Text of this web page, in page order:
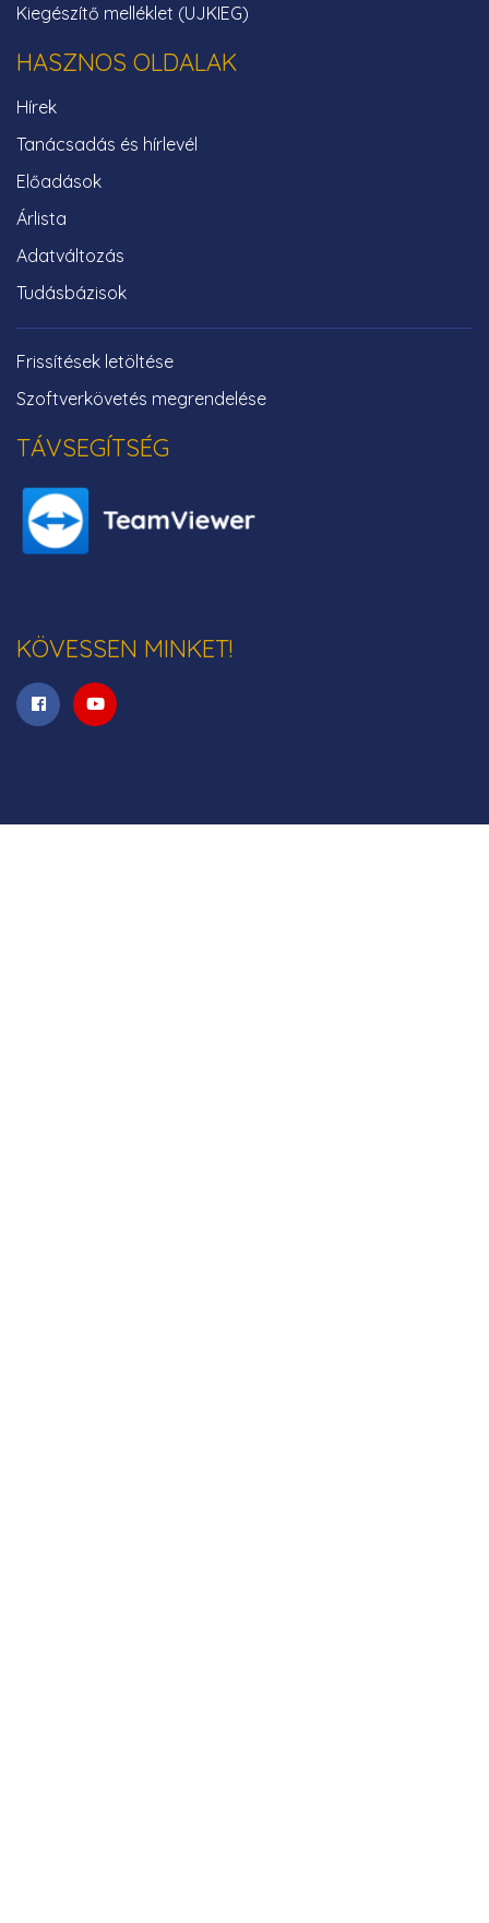
Kiegészítő melléklet (UJKIEG)
HASZNOS OLDALAK
Hírek
Tanácsadás és hírlevél
Előadások
Árlista
Adatváltozás
Tudásbázisok
Frissítések letöltése
Szoftverkövetés megrendelése
TÁVSEGÍTSÉG
KÖVESSEN MINKET!